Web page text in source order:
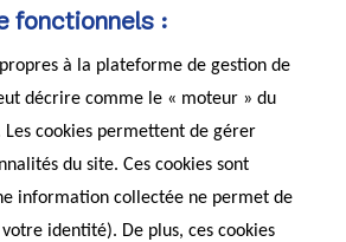
fonctionnels :
à la plateforme de gestion de
décrire comme le « moteur » du
Les cookies permettent de gérer
du site. Ces cookies sont
information collectée ne permet de
identité). De plus, ces cookies